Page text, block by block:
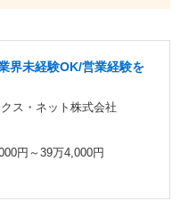
界未経験OK/営業経験を
ス・ネット株式会社
円～39万4,000円